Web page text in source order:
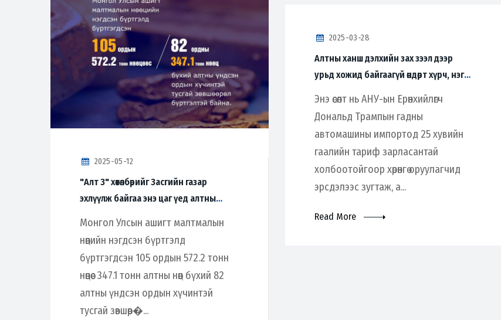
2025-05-12
"Алт 3" хөтөлбөрийг Засгийн газар
эхлүүлж байгаа энэ цаг үед алтны
Монгол Улсын ашигт малтмалын
нөөцийн нэгдсэн бүртгэлд
бүртгэгдсэн 105 ордын 572.2 тонн
нөөцөөс 347.1 тонн алтны нөөц бүхий 82
алтны үндсэн ордын хүчинтэй
тусгай зөвшөөр�...
2025-03-28
Алтны ханш дэлхийн зах зээл дээр
урьд хожид байгаагүй өндөрт хүрч, нэг
Энэ өсөлт нь АНУ-ын Ерөнхийлөгч
Дональд Трампын гадны
автомашины импортод 25 хувийн
гаалийн тариф зарласантай
холбоотойгоор хөрөнгө оруулагчид
эрсдэлээс зугтаж, а...
Read More